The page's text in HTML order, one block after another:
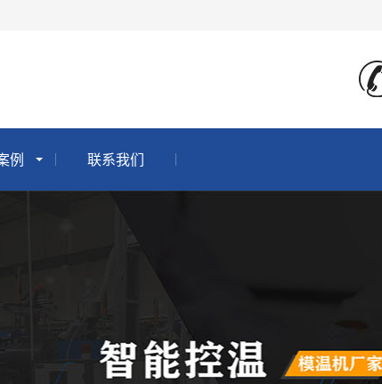
例 联系我们